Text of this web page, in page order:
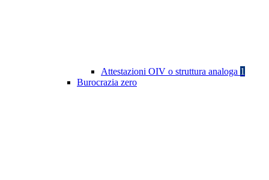
Attestazioni OIV o struttura analoga 1
Burocrazia zero